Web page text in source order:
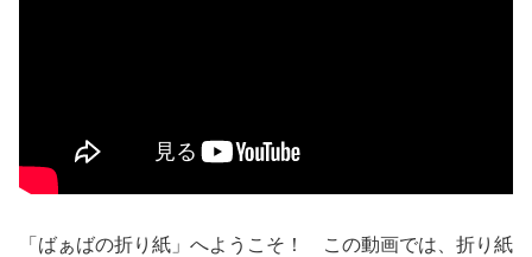
「ばぁばの折り紙」へようこそ！ この動画では、折り紙